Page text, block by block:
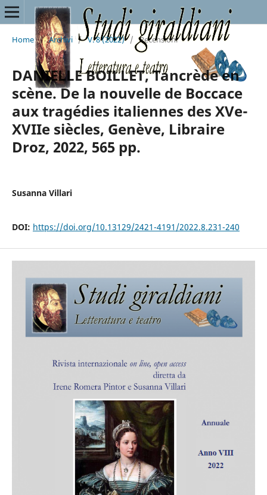
Home / Archivi / V. 8 (2022) / Recensioni
DANIELLE BOILLET, Tancrède en
scène. De la nouvelle de Boccace
aux tragédies italiennes des XVe-
XVIIe siècles, Genève, Libraire
Droz, 2022, 565 pp.
Susanna Villari
DOI: https://doi.org/10.13129/2421-4191/2022.8.231-240